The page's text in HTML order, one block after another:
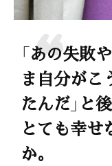
「あの失敗
ま自分がこ
たんだ」と
とても幸せ
か。